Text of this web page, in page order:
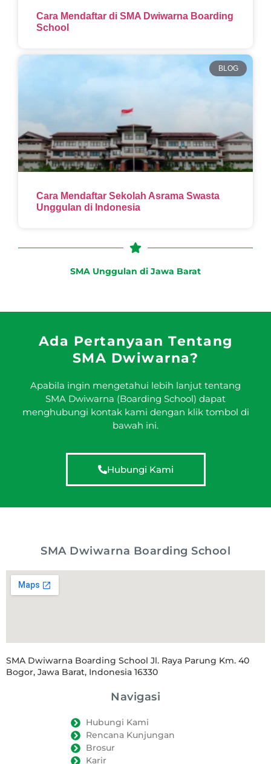
Cara Mendaftar di SMA Dwiwarna Boarding
School
BLOG
Cara Mendaftar Sekolah Asrama Swasta
Unggulan di Indonesia
SMA Unggulan di Jawa Barat
Ada Pertanyaan Tentang
SMA Dwiwarna?
Apabila ingin mengetahui lebih lanjut tentang
SMA Dwiwarna (Boarding School) dapat
menghubungi kontak kami dengan klik tombol di
bawah ini.
Hubungi Kami
SMA Dwiwarna Boarding School
SMA Dwiwarna Boarding School Jl. Raya Parung Km. 40
Bogor, Jawa Barat, Indonesia 16330
Navigasi
Hubungi Kami
Rencana Kunjungan
Brosur
Karir